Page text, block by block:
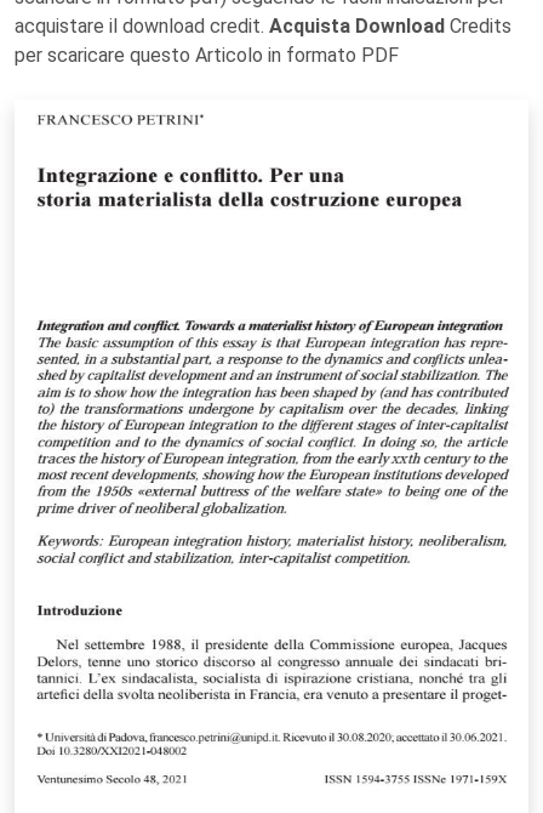
acquistare il download credit. Acquista Download Credits
per scaricare questo Articolo in formato PDF